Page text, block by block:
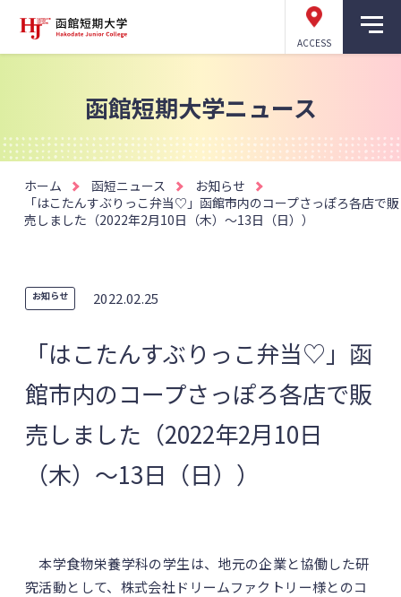
ACCESS
函館短期大学ニュース
ホーム 函短ニュース
お知らせ
「はこたんすぶりっこ弁当♡」函館市内のコープさっぽろ各店で販
売しました（2022年2月10日（木）～13日（日））
お知らせ 2022.02.25
「はこたんすぶりっこ弁当♡」函
館市内のコープさっぽろ各店で販
売しました（2022年2月10日
（木）～13日（日））
本学食物栄養学科の学生は、地元の企業と協働した研
究活動として、株式会社ドリームファクトリー様とのコ